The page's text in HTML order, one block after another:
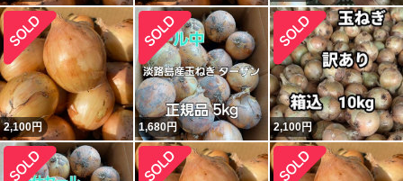
2,100円 1,680円 2,100円